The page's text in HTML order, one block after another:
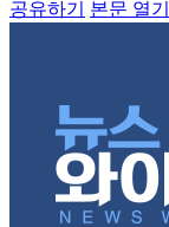
공유하기
본문 열기